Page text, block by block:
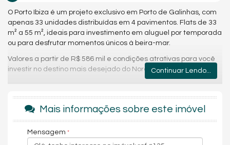
O Porto Ibiza é um projeto exclusivo em Porto de Galinhas, com
apenas 33 unidades distribuídas em 4 pavimentos. Flats de 33
m² a 55 m², ideais para investimento em aluguel por temporada
ou para desfrutar momentos únicos à beira-mar.
Valores a partir de R$ 586 mil e condições atrativas para você
investir no destino mais desejado do Nordeste.
Pavimentos: Térreo + 3 andares
Total de unidades: 33
Tipos: 1 dormitório
Áreas: 33 m² e 55 m²
Vagas: rotativas
Continuar Lendo...
Mais informações sobre este imóvel
Mensagem